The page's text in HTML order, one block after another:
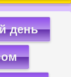
день